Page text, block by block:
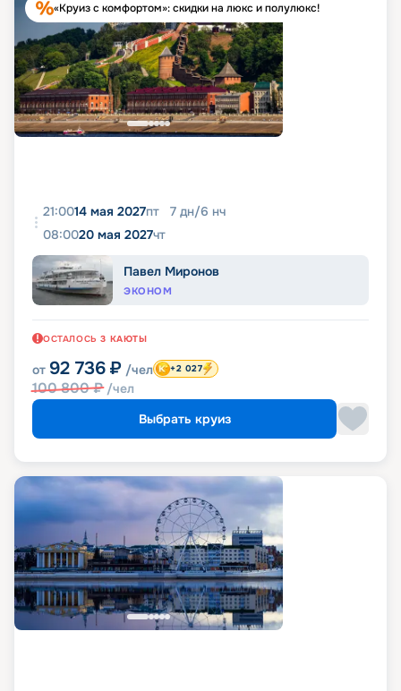
«Круиз с комфортом»: скидки на люкс и полулюкс!
21:0014 мая 2027пт 7 дн/6 нч
08:0020 мая 2027чт
Павел Миронов
ЭКОНОМ
ОСТАЛОСЬ 3 КАЮТЫ
от 92 736 ₽ /чел
100 800₽ /чел
+2 027
Выбрать круиз